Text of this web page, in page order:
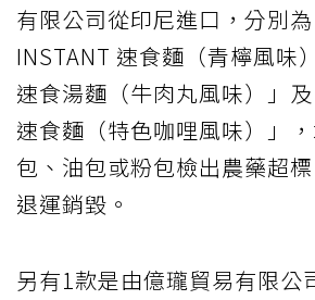
有限公司從印尼進口，分別為
INSTANT 速食麵（青檸風味
速食湯麵（牛肉丸風味）」及
速食麵（特色咖哩風味）」
包、油包或粉包檢出農藥超
退運銷毀。
另有1款是由億瓏貿易有限公